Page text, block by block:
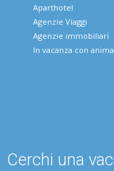
Aparthotel
Agenzie Viaggi
Agenzie immobiliari
In vacanza con
Cerchi una